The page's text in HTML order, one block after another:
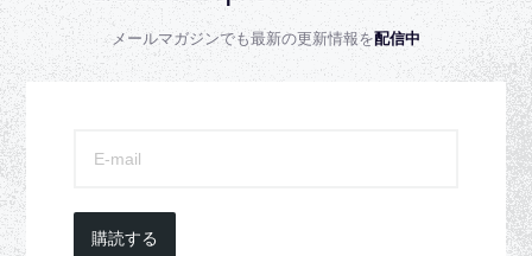
メールマガジンでも最新の更新情報を配信中
購読する